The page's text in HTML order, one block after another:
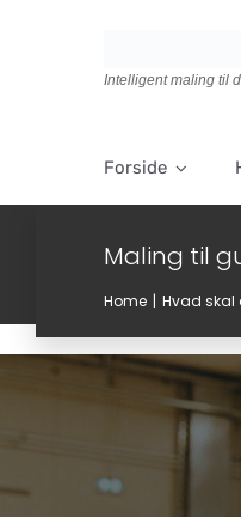
Intelligent maling til
Forside
Maling til
Home Hvad skal